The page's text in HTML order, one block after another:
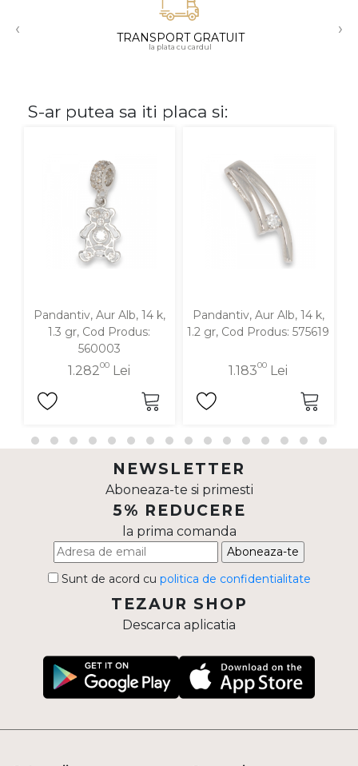
‹ TRANSPORT GRATUIT
la plata cu cardul
›
S-ar putea sa iti placa si:
Pandantiv, Aur Alb, 14 k,
1.3 gr, Cod Produs:
560003
1.28200 Lei
Pandantiv, Aur Alb, 14 k,
1.2 gr, Cod Produs: 575619
1.18300 Lei
NEWSLETTER
Aboneaza-te si primesti
5% REDUCERE
la prima comanda
Aboneaza-te
Sunt de acord cu politica de confidentialitate
TEZAUR SHOP
Descarca aplicatia